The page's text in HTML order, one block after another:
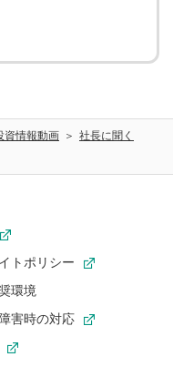
資情報動画
社長に聞く
トポリシー
環境
害時の対応